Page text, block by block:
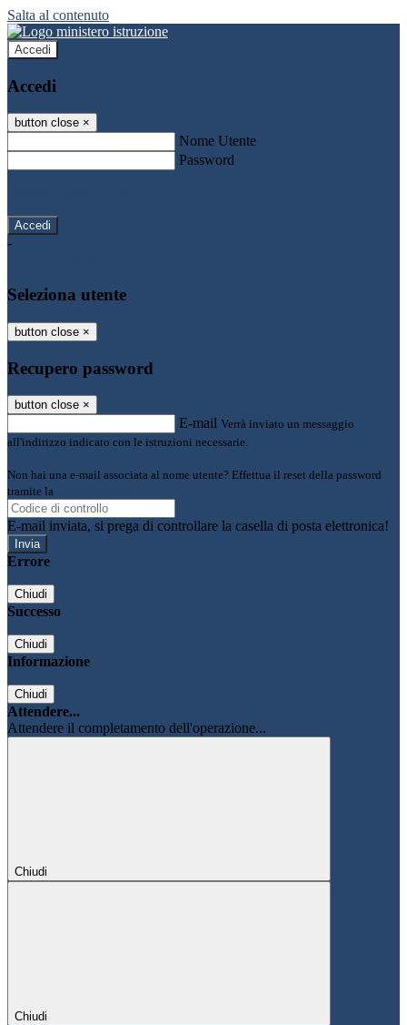
Salta al contenuto
Accedi
Accedi
button close ×
Nome Utente
Password
-
Seleziona utente
button close ×
Recupero password
button close ×
E-mail Verrà inviato un messaggio
all'indirizzo indicato con le istruzioni necessarie.
Non hai una e-mail associata al nome utente? Effettua il reset della password
tramite la
E-mail inviata, si prega di controllare la casella di posta elettronica!
Errore
Chiudi
Successo
Chiudi
Informazione
Chiudi
Attendere...
Attendere il completamento dell'operazione...
Chiudi
Chiudi